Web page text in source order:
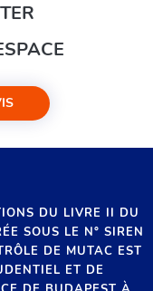
DU LIVRE II DU
SOUS LE N° SIREN
DE MUTAC EST
ET DE